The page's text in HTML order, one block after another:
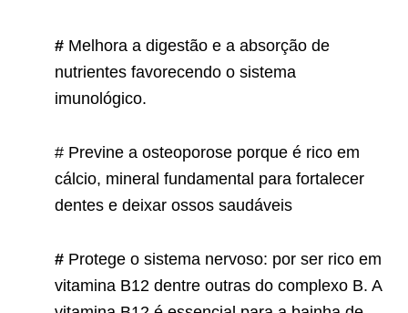
# Melhora a digestão e a absorção de
nutrientes favorecendo o sistema
imunológico.
# Previne a osteoporose porque é rico em
cálcio, mineral fundamental para fortalecer
dentes e deixar ossos saudáveis
# Protege o sistema nervoso: por ser rico em
vitamina B12 dentre outras do complexo B. A